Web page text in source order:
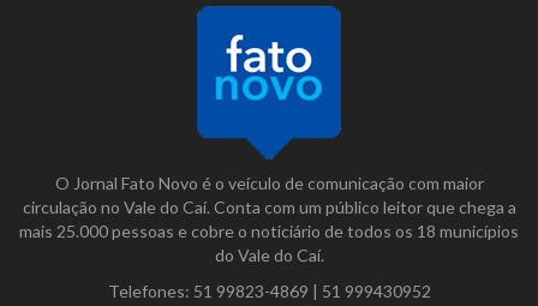
O Jornal Fato Novo é o veículo de comunicação com maior
circulação no Vale do Caí. Conta com um público leitor que chega a
mais 25.000 pessoas e cobre o noticiário de todos os 18 municípios
do Vale do Caí.
Telefones: 51 99823-4869 | 51 999430952